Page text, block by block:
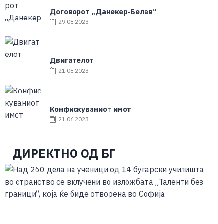
Договорот „Данекер-Белев“
29.08.2023
Двигателот
21.08.2023
Конфискуваниот имот
21.06.2023
ДИРЕКТНО ОД БГ